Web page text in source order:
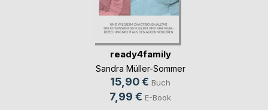
ready4family
Sandra Müller-Sommer
15,90 € Buch
7,99 € E-Book